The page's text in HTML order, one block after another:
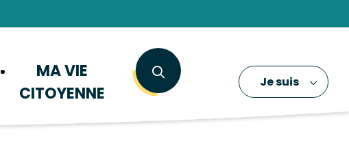
MA VIE
CITOYENNE
Je suis